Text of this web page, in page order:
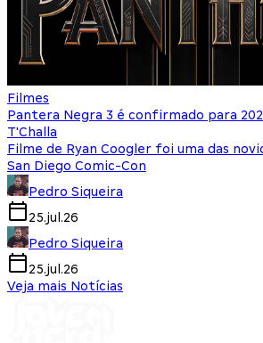
Filmes
Pantera Negra 3 é confirmado para
T'Challa
Filme de Ryan Coogler foi uma das
San Diego Comic-Con
Pedro Siqueira
25.jul.26
Pedro Siqueira
25.jul.26
Veja mais Notícias